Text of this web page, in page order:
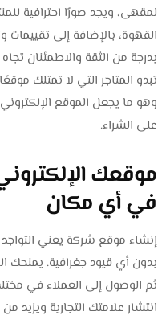
لمقهى، ويجد صورًا احترافية
القهوة، بالإضافة إلى تقييمات
بدرجة من الثقة والاطمئنان
تبدو المتاجر التي لا تمتلك
وهو ما يجعل الموقع
على الشراء.
موقعك
في أي مكان
إنشاء موقع شركة يعني
بدون أي قيود جغرافية. يمنحك
ثم الوصول إلى العملاء في
انتشار علامتك التجارية ويزيد